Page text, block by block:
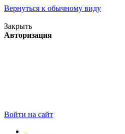
Вернуться к обычному виду
Закрыть
Авторизация
Войти на сайт